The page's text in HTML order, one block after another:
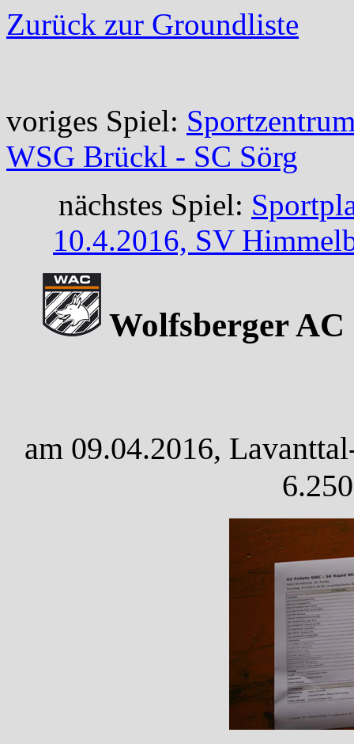
Zurück zur Groundliste
voriges Spiel:
WSG Brückl - SC Sörg
nächstes Spiel:
10.4.2016, SV
Wolfsberger
am 09.04.2016,